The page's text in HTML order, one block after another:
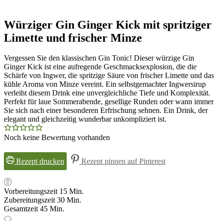
Würziger Gin Ginger Kick mit spritziger
Limette und frischer Minze
Vergessen Sie den klassischen Gin Tonic! Dieser würzige Gin
Ginger Kick ist eine aufregende Geschmacksexplosion, die die
Schärfe von Ingwer, die spritzige Säure von frischer Limette und das
kühle Aroma von Minze vereint. Ein selbstgemachter Ingwersirup
verleiht diesem Drink eine unvergleichliche Tiefe und Komplexität.
Perfekt für laue Sommerabende, gesellige Runden oder wann immer
Sie sich nach einer besonderen Erfrischung sehnen. Ein Drink, der
elegant und gleichzeitig wunderbar unkompliziert ist.
Noch keine Bewertung vorhanden
Rezept drucken Rezept pinnen auf Pinterest
Vorbereitungszeit 15Minuten
Min.
Zubereitungszeit30Minuten
Min.
Gesamtzeit45Minuten
Min.